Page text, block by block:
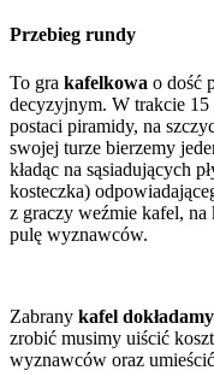
Przebieg rundy
To gra kafelkowa o dość
decyzyjnym. W trakcie
postaci piramidy, na
swojej turze bierzemy
kładąc na sąsiadujących
kosteczka)
z graczy weźmie kafel, na
pulę wyznawców.
Zabrany kafel
zrobić musimy uiścić
wyznawców oraz